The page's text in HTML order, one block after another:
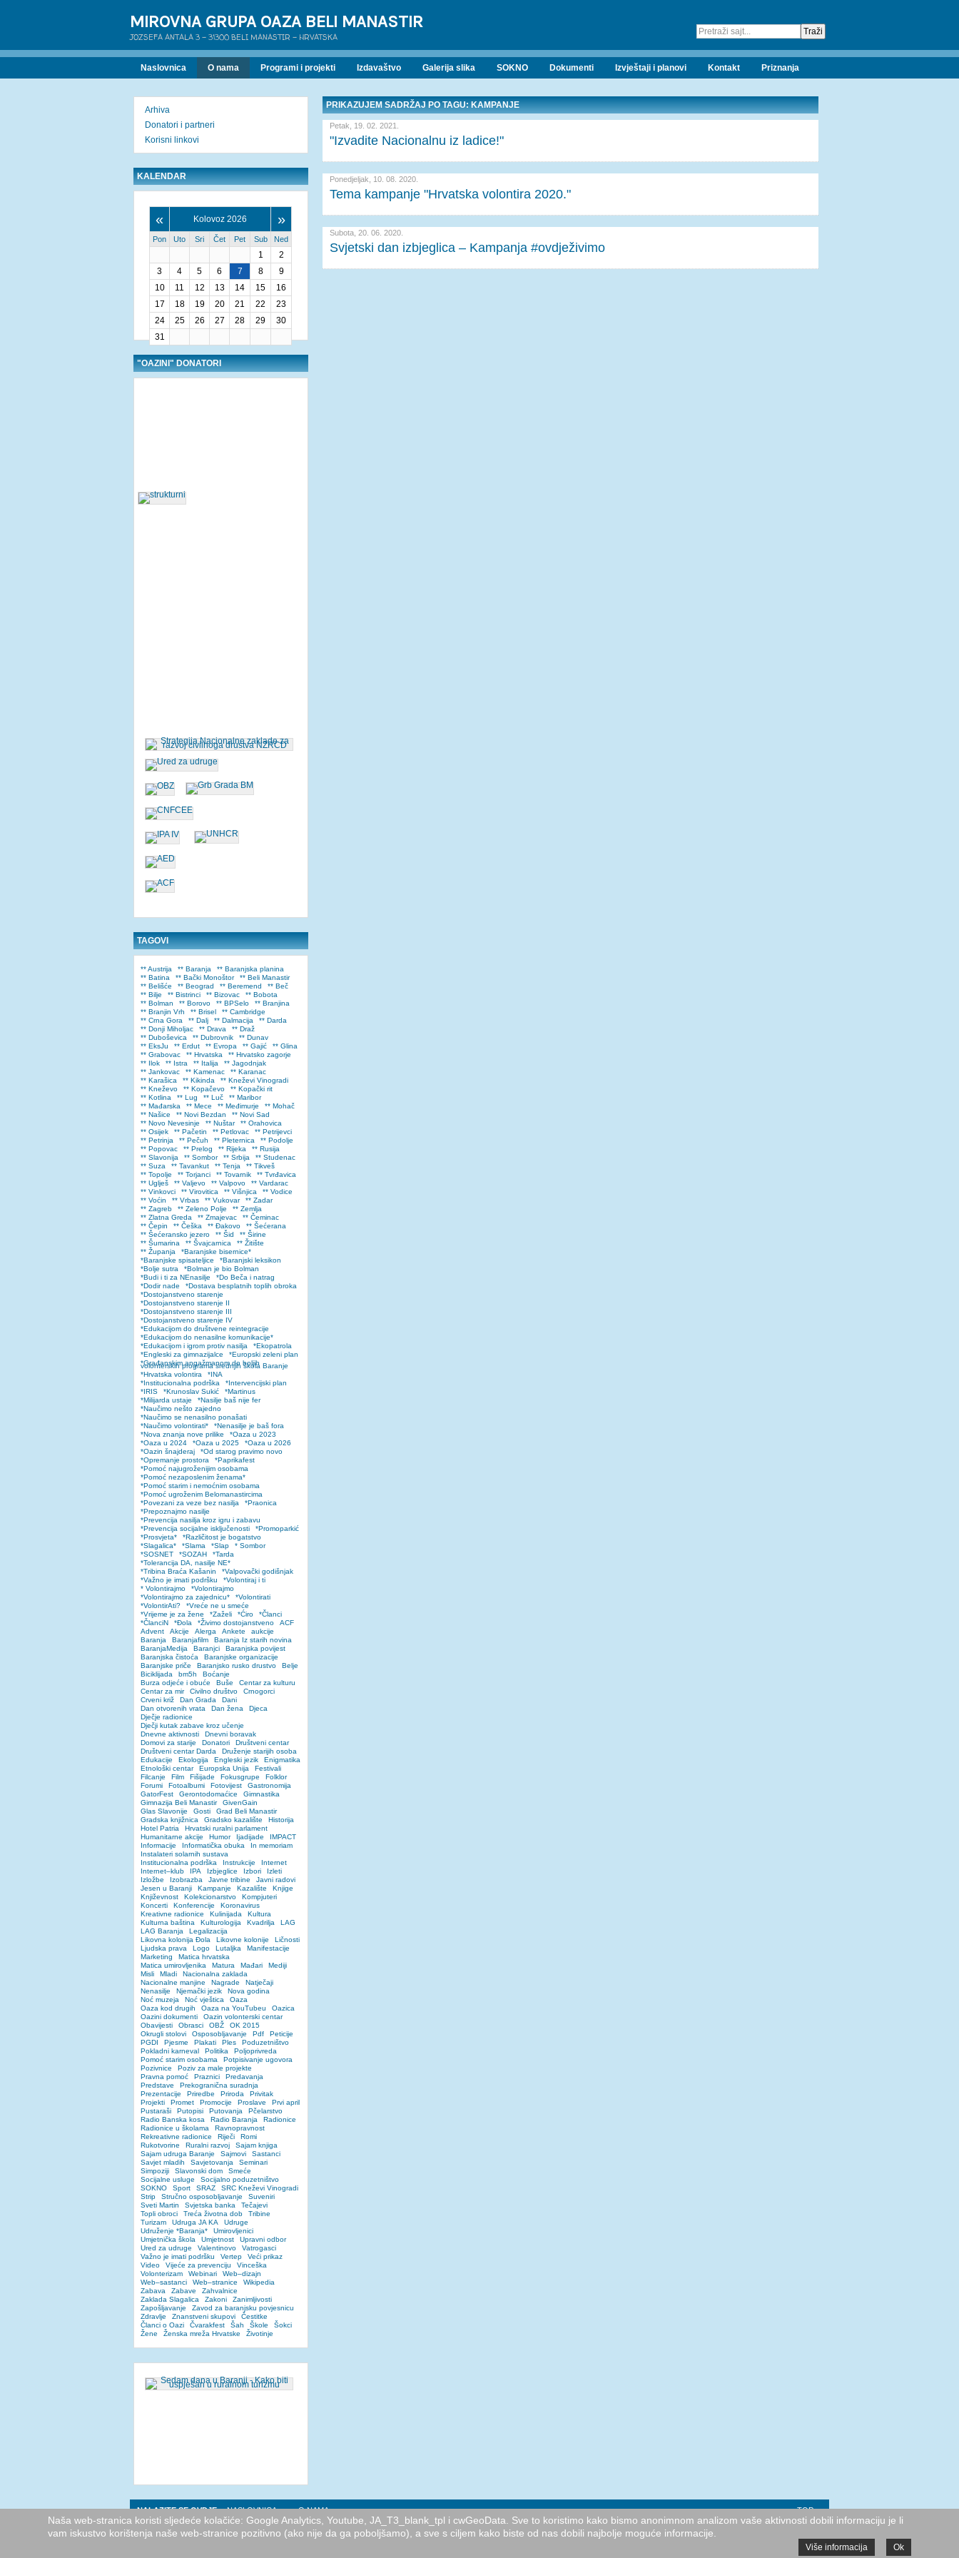
MIROVNA GRUPA OAZA BELI MANASTIR
JOZSEFA ANTALA 3 - 31300 BELI MANASTIR - HRVATSKA
Naslovnica O nama Programi i projekti Izdavaštvo Galerija slika SOKNO Dokumenti Izvještaji i planovi Kontakt Priznanja
PRIKAZUJEM SADRŽAJ PO TAGU: KAMPANJE
Petak, 19. 02. 2021.
"Izvadite Nacionalnu iz ladice!"
Ponedjeljak, 10. 08. 2020.
Tema kampanje "Hrvatska volontira 2020."
Subota, 20. 06. 2020.
Svjetski dan izbjeglica – Kampanja #ovdježivimo
Arhiva
Donatori i partneri
Korisni linkovi
KALENDAR
« Kolovoz 2026 »
Pon Uto Sri Čet Pet Sub Ned
1
2
3
4 5 6 7 8
9
10
11 12 13 14 15
16
17
18 19 20 21 22
23
24
25 26 27 28 29
30
31
"OAZINI" DONATORI
TAGOVI
** Austrija ** Baranja
** Baranjska planina
** Batina
** Bački Monoštor
** Beli Manastir
** Belišće
** Beograd ** Beremend
** Beč
** Bilje
** Bistrinci ** Bizovac
** Bobota
** Bolman
** Borovo ** BPSelo
** Branjina
** Branjin Vrh
** Brisel
** Cambridge
** Crna Gora
** Dalj ** Dalmacija
** Darda
** Donji Miholjac
** Drava
** Draž
** Duboševica
** Dubrovnik
** Dunav
** EksJu
** Erdut ** Evropa ** Gajić
** Glina
** Grabovac
** Hrvatska
** Hrvatsko zagorje
** Ilok
** Istra ** Italija
** Jagodnjak
** Jankovac
** Kamenac
** Karanac
** Karašica
** Kikinda
** Kneževi Vinogradi
** Kneževo
** Kopačevo
** Kopački rit
** Kotlina
** Lug ** Luč
** Maribor
** Mađarska
** Mece ** Međimurje
** Mohač
** Našice
** Novi Bezdan
** Novi Sad
** Novo Nevesinje
** Nuštar
** Orahovica
** Osijek
** Pačetin ** Petlovac
** Petrijevci
** Petrinja
** Pečuh ** Pleternica
** Podolje
** Popovac
** Prelog ** Rijeka
** Rusija
** Slavonija
** Sombor ** Srbija
** Studenac
** Suza
** Tavankut ** Tenja
** Tikveš
** Topolje
** Torjanci ** Tovarnik
** Tvrđavica
** Uglješ
** Valjevo ** Valpovo
** Vardarac
** Vinkovci
** Virovitica ** Višnjica
** Vodice
** Voćin
** Vrbas ** Vukovar
** Zadar
** Zagreb
** Zeleno Polje
** Zemlja
** Zlatna Greda
** Zmajevac
** Čeminac
** Čepin
** Češka ** Đakovo
** Šećerana
** Šećeransko jezero
** Šid
** Širine
** Šumarina
** Švajcarnica
** Žitište
** Županja
*Baranjske bisernice*
*Baranjske spisateljice
*Baranjski leksikon
*Bolje sutra
*Bolman je bio Bolman
*Budi i ti za NEnasilje
*Do Beča i natrag
*Dodir nade
*Dostava besplatnih toplih obroka
*Dostojanstveno starenje
*Dostojanstveno starenje II
*Dostojanstveno starenje III
*Dostojanstveno starenje IV
*Edukacijom do društvene reintegracije
*Edukacijom do nenasilne komunikacije*
*Edukacijom i igrom protiv nasilja
*Ekopatrola
*Engleski za gimnazijalce
*Europski zeleni plan
*Građanskim angažmanom do boljih
volonterskih programa srednjih škola Baranje
*Hrvatska volontira
*INA
*Institucionalna podrška
*Intervencijski plan
*IRIS
*Krunoslav Sukić
*Martinus
*Milijarda ustaje
*Nasilje baš nije fer
*Naučimo nešto zajedno
*Naučimo se nenasilno ponašati
*Naučimo volontirati*
*Nenasilje je baš fora
*Nova znanja nove prilike
*Oaza u 2023
*Oaza u 2024
*Oaza u 2025
*Oaza u 2026
*Oazin šnajderaj
*Od starog pravimo novo
*Opremanje prostora
*Paprikafest
*Pomoć najugroženijim osobama
*Pomoć nezaposlenim ženama*
*Pomoć starim i nemoćnim osobama
*Pomoć ugroženim Belomanastircima
*Povezani za veze bez nasilja
*Praonica
*Prepoznajmo nasilje
*Prevencija nasilja kroz igru i zabavu
*Prevencija socijalne isključenosti
*Promoparkić
*Prosvjeta*
*Različitost je bogatstvo
*Slagalica*
*Slama *Slap
* Sombor
*SOSNET
*SOZAH
*Tarda
*Tolerancija DA, nasilje NE*
*Tribina Braća Kašanin
*Valpovački godišnjak
*Važno je imati podršku
*Volontiraj i ti
* Volontirajmo
*Volontirajmo
*Volontirajmo za zajednicu*
*Volontirati
*VolontirAti?
*Vreće ne u smeće
*Vrijeme je za žene
*Zaželi *Ćiro
*Članci
*ČlanciN
*Đola *Živimo dostojanstveno
ACF
Advent
Akcije Alerga Ankete
aukcije
Baranja
Baranjafilm
Baranja Iz starih novina
BaranjaMedija
Baranjci
Baranjska povijest
Baranjska čistoća
Baranjske organizacije
Baranjske priče
Baranjsko rusko drustvo
Belje
Biciklijada
bm5h
Boćanje
Burza odjeće i obuće
Buše
Centar za kulturu
Centar za mir
Civilno društvo
Crnogorci
Crveni križ
Dan Grada
Dani
Dan otvorenih vrata
Dan žena
Djeca
Dječje radionice
Dječji kutak zabave kroz učenje
Dnevne aktivnosti
Dnevni boravak
Domovi za starije
Donatori
Društveni centar
Društveni centar Darda
Druženje starijih osoba
Edukacije
Ekologija Engleski jezik
Enigmatika
Etnološki centar
Europska Unija
Festivali
Filcanje
Film Fišijade Fokusgrupe
Folklor
Forumi
Fotoalbumi Fotovijest
Gastronomija
GatorFest
Gerontodomaćice
Gimnastika
Gimnazija Beli Manastir
GivenGain
Glas Slavonije
Gosti
Grad Beli Manastir
Gradska knjižnica
Gradsko kazalište
Historija
Hotel Patria
Hrvatski ruralni parlament
Humanitarne akcije
Humor Ijadijade
IMPACT
Informacije
Informatička obuka
In memoriam
Instalateri solarnih sustava
Institucionalna podrška
Instrukcije
Internet
Internet–klub
IPA Izbjeglice Izbori
Izleti
Izložbe
Izobrazba Javne tribine
Javni radovi
Jesen u Baranji
Kampanje Kazalište
Knjige
Književnost
Kolekcionarstvo
Kompjuteri
Koncerti
Konferencije
Koronavirus
Kreativne radionice
Kulinijada
Kultura
Kulturna baština
Kulturologija Kvadrilja
LAG
LAG Baranja
Legalizacija
Likovna kolonija Đola
Likovne kolonije
Ličnosti
Ljudska prava
Logo Lutaljka
Manifestacije
Marketing
Matica hrvatska
Matica umirovljenika
Matura Mađari
Mediji
Misli
Mladi
Nacionalna zaklada
Nacionalne manjine
Nagrade
Natječaji
Nenasilje
Njemački jezik
Nova godina
Noć muzeja
Noć vještica
Oaza
Oaza kod drugih
Oaza na YouTubeu
Oazica
Oazini dokumenti
Oazin volonterski centar
Obavijesti
Obrasci OBŽ
OK 2015
Okrugli stolovi
Osposobljavanje Pdf
Peticije
PGDI
Pjesme Plakati Ples
Poduzetništvo
Pokladni karneval
Politika
Poljoprivreda
Pomoć starim osobama
Potpisivanje ugovora
Pozivnice
Poziv za male projekte
Pravna pomoć
Praznici
Predavanja
Predstave
Prekogranična suradnja
Prezentacije
Priredbe Priroda
Privitak
Projekti
Promet Promocije Proslave
Prvi april
Pustaraši
Putopisi Putovanja
Pčelarstvo
Radio Banska kosa
Radio Baranja
Radionice
Radionice u školama
Ravnopravnost
Rekreativne radionice
Riječi
Romi
Rukotvorine
Ruralni razvoj
Sajam knjiga
Sajam udruga Baranje
Sajmovi
Sastanci
Savjet mladih
Savjetovanja
Seminari
Simpoziji
Slavonski dom
Smeće
Socijalne usluge
Socijalno poduzetništvo
SOKNO
Sport SRAZ
SRC Kneževi Vinogradi
Strip
Stručno osposobljavanje
Suveniri
Sveti Martin
Svjetska banka
Tečajevi
Topli obroci
Treća životna dob
Tribine
Turizam
Udruga JA KA
Udruge
Udruženje *Baranja*
Umirovljenici
Umjetnička škola
Umjetnost
Upravni odbor
Ured za udruge
Valentinovo
Vatrogasci
Važno je imati podršku
Vertep
Veći prikaz
Video
Vijeće za prevenciju
Vinceška
Volonterizam
Webinari
Web–dizajn
Web–sastanci
Web–stranice
Wikipedia
Zabava
Zabave
Zahvalnice
Zaklada Slagalica
Zakoni
Zanimljivosti
Zapošljavanje
Zavod za baranjsku povjesnicu
Zdravlje
Znanstveni skupovi
Čestitke
Članci o Oazi
Čvarakfest Šah Škole
Šokci
Žene
Ženska mreža Hrvatske Životinje
NALAZITE SE OVDJE: NASLOVNICA O NAMA TOP
Naša web-stranica koristi sljedeće kolačiće: Google Analytics, Youtube, JA_T3_blank_tpl i cwGeoData. Sve to koristimo kako bismo anonimnom analizom vaše aktivnosti dobili informaciju je li
vam iskustvo korištenja naše web-stranice pozitivno (ako nije da ga poboljšamo), a sve s ciljem kako biste od nas dobili najbolje moguće informacije.
Više informacija Ok